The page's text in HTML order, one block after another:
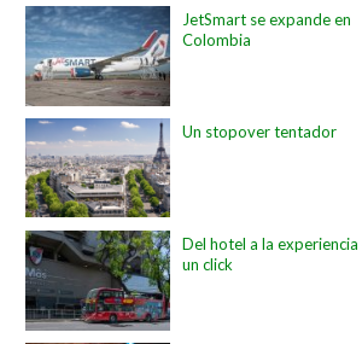
JetSmart se expande en
Colombia
Un stopover tentador
Del hotel a la experiencia
un click